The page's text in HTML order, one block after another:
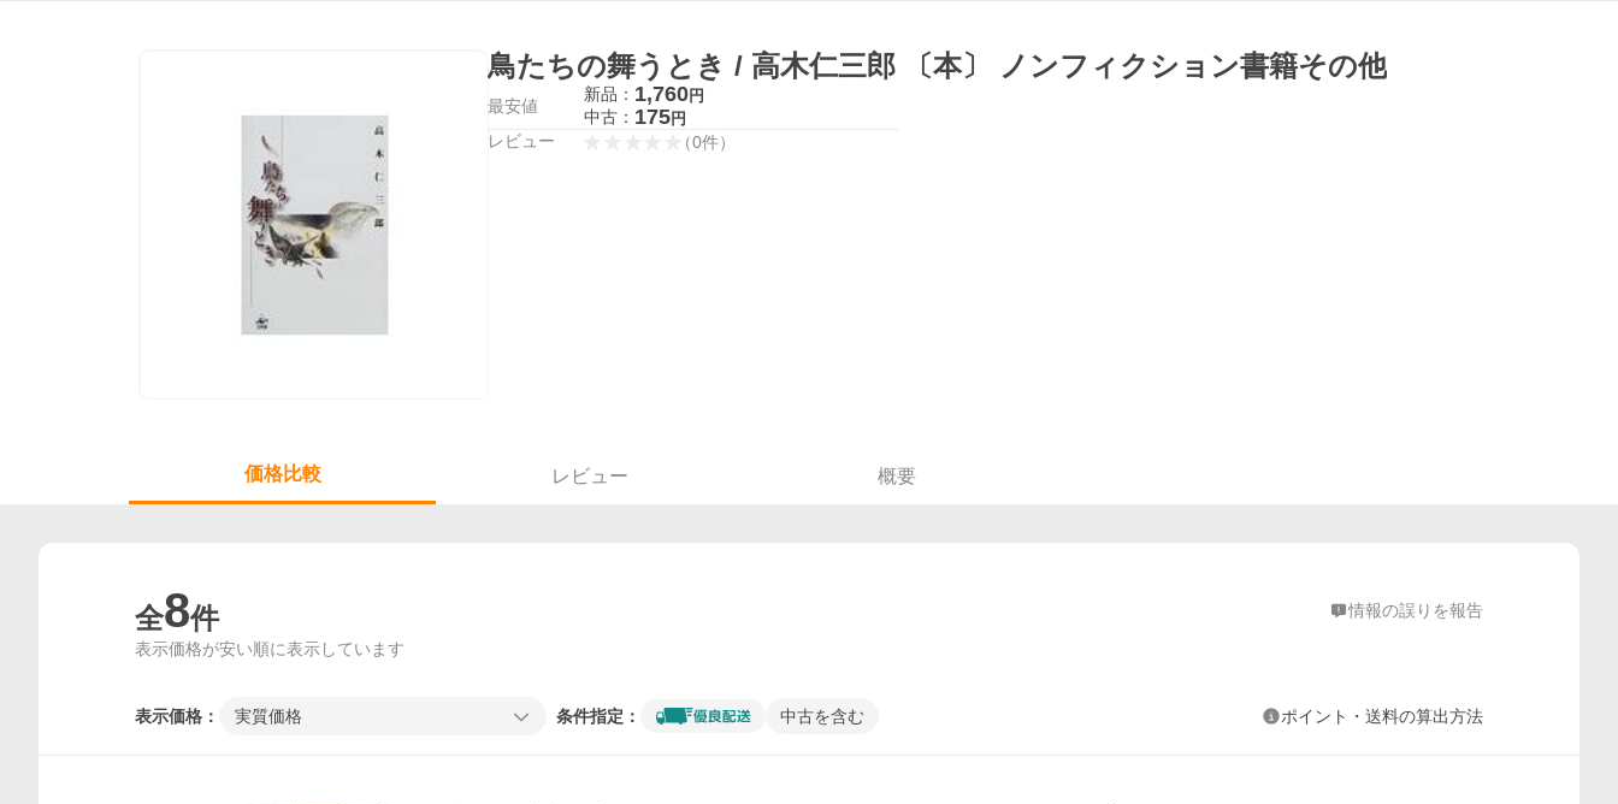
鳥たちの舞うとき / 高木仁三郎 〔本〕 ノンフィクション書籍その他
最安値
新品： 1,760円
中古： 175円
レビュー （0件）
価格比較 レビュー 概要
全8件 情報の誤りを報告
表示価格が安い順に表示しています
表示価格： 実質価格 条件指定： 中古を含む ポイント・送料の算出方法